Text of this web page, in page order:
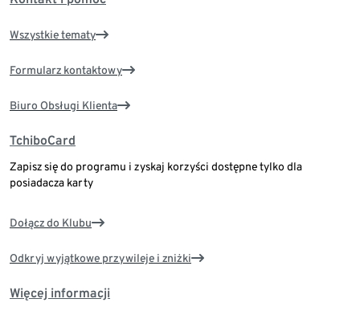
Wszystkie tematy
Formularz kontaktowy
Biuro Obsługi Klienta
TchiboCard
Zapisz się do programu i zyskaj korzyści dostępne tylko dla
posiadacza karty
Dołącz do Klubu
Odkryj wyjątkowe przywileje i zniżki
Więcej informacji